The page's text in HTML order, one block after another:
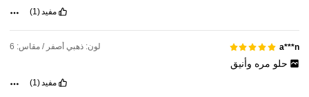
مفيد (1)
a***n لون: ذهبي أصفر / مقاس: 6
حلو مره وأنيق
مفيد (1)